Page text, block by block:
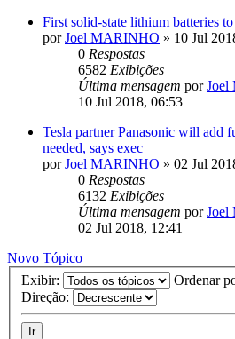
First solid-state lithium batteries
porJoel MARINHO » 10 Jul
0 Respostas
6582 Exibições
Última mensagem porJoel
10 Jul 2018, 06:53
Tesla partner Panasonic will add
needed, says exec
porJoel MARINHO » 02 Jul
0 Respostas
6132 Exibições
Última mensagem porJoel
02 Jul 2018, 12:41
Novo Tópico
Exibir:
Ordenar
Direção: